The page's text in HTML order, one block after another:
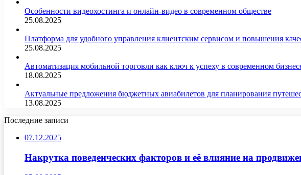
Особенности видеохостинга и онлайн-видео в современном обществе
25.08.2025
Платформа для удобного управления клиентским сервисом и повышения
25.08.2025
Автоматизация мобильной торговли как ключ к успеху в современном
18.08.2025
Актуальные предложения бюджетных авиабилетов для планирования
13.08.2025
Последние записи
07.12.2025
Накрутка поведенческих факторов и её влияние на